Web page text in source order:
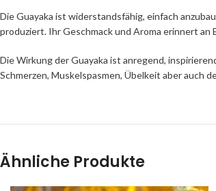
Die Guayaka ist widerstandsfähig, einfach
produziert. Ihr Geschmack und Aroma erinnert
Die Wirkung der Guayaka ist anregend,
Schmerzen, Muskelspasmen, Übelkeit aber auch
Ähnliche Produkte